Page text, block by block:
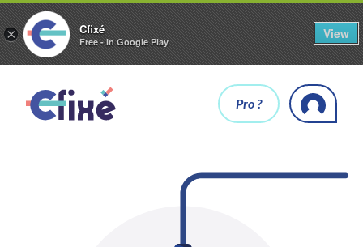
× Cfixé
Free - In Google Play
View
Pro ?